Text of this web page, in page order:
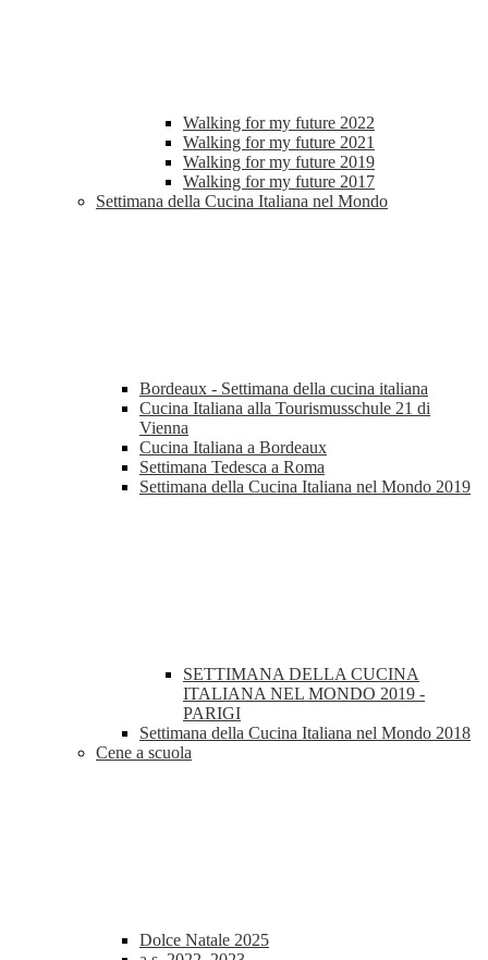
Walking for my future 2022
Walking for my future 2021
Walking for my future 2019
Walking for my future 2017
Settimana della Cucina Italiana nel Mondo
Bordeaux - Settimana della cucina italiana
Cucina Italiana alla Tourismusschule 21 di
Vienna
Cucina Italiana a Bordeaux
Settimana Tedesca a Roma
Settimana della Cucina Italiana nel Mondo 2019
SETTIMANA DELLA CUCINA
ITALIANA NEL MONDO 2019 -
PARIGI
Settimana della Cucina Italiana nel Mondo 2018
Cene a scuola
Dolce Natale 2025